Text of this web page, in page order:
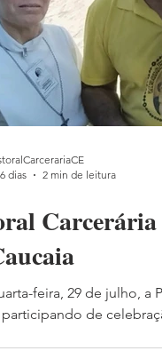
Carcerária
feira, 29 de julho, a
participando de
dias
2 min de leitura